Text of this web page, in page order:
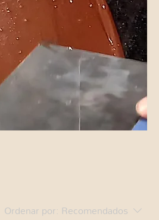
Ordenar por: Recomendados